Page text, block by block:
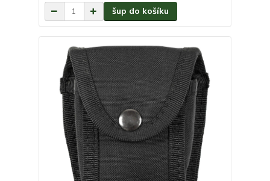
šup do košíku